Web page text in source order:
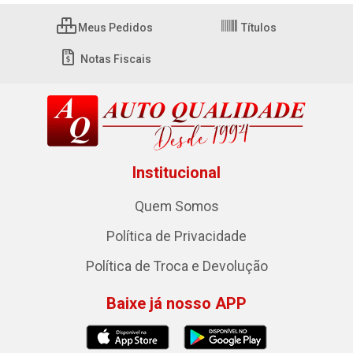
Meus Pedidos Títulos
Notas Fiscais
Institucional
Quem Somos
Política de Privacidade
Política de Troca e Devolução
Baixe já nosso APP